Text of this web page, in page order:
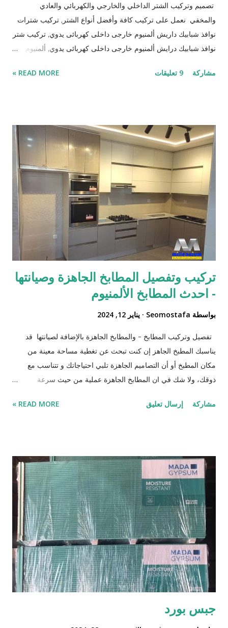
تصميم وتركيب الشتر الداخلي والخارجي والكهربائي والعادي
والمخفي نعمل على تركيب كافة وأفضل أنواع الشتر, تركيب شترات
نوافذ شبابيك داريش ألمنيوم خارجى داخلى كهربائى يدوي, تركيب شتر
نوافذ شبابيك درايش ألمنيوم خارجى داخلى كهربائى يدوي, ألمنيوم
إيطالي و فرنسي سومفي كهربائى اوتوماتيكي بالريموت كنترول,
والشبابيك والدرايش بمدينة الرياض وجميع مدن المملكة, نوافذ,شتر
نوافذ الرياض,شتر نوافذ خارجي,شتر نوافذ خارجية,شتر نوافذ
داخلي,شتر نوافذ كهربائيه,شتر نوافذ هي نوافذ قابلة للانحناء,شتر نوافذ
وشبابيك ودرايش كهربائي ويدوي داخلي وخارجي, شتر نوافذ
يدوي,شتر يدوي,شترات,شترات المنيوم,شترات درايش,شترات
شبابيك,شترات نوافذ,شترات نوافذ المنيوم,شترات نوافذ
خارجية,شترات نوافذ داخلية, شترات نوافذ كهربائيه,شترات نوافذ
وشبابيك ودرايش كهربائي ويدوي داخلي وخارجي,شتر...
مشاركة 9 تعليقات READ MORE »
تركيب وتفصيل المطابخ الجاهزة وصيانتها
- احدث المطابخ الألمنيوم
بواسطة Seomostafa يناير 12, 2024
تفصيل وتركيب المطابخ - والمطابخ الجاهزة بالإضافة لصيانتها قد
يناسبك المطبخ الجاهز إن كنت تبحث عن تغطية مساحة معينة من
مكان المطبخ أو أن التصاميم الجاهزة تلبي احتياجاتك و تتناسب مع
ذوقك، ولا شك في ان المطابخ الجاهزة عملية من حيث سرعة
قمت بتغيير مقر السكن فهي قد تكون مفيدة للغاية ولكن ! هناك بعض
شركة ملينيوم تفصيل وتركيب مطابخ بتصميم مطبخ الاحلام التي
تطمح في اقتنائه، مطابخ حصرية وفريدة يتم تصميمها خصيصًا من
أجلك في أسرع وقت، فقط عشرون يومًا واستلم مطبخك المفصل و
العمولة شامل النقل والتركيب وضمان عشر سنوات من تاريخ الاستلام
تفصيل المطابخ تفصيل المطابخ أو المطابخ العمولة هي عكس
المطابخ الجاهزة، إذ يتم معاينتها في البداية واختيارها، وهذا عكس تصنيع
المطبخ وتفصيلة وعمل مطبخ عمولة، إذ يست...
مشاركة إرسال تعليق READ MORE »
جبس بورد